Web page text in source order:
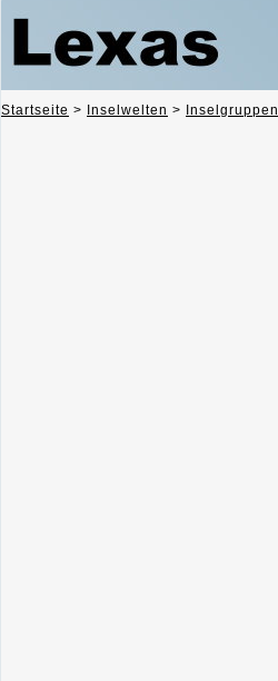
Startseite > Inselwelten > Inselgruppen